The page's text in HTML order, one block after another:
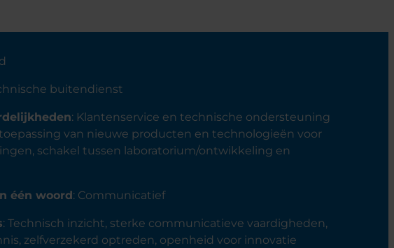
buitendienst
: Klantenservice en technische ondersteuning
van nieuwe producten en technologieën voor
schakel tussen laboratorium/ontwikkeling en
één woord: Communicatief
: Technisch inzicht, sterke communicatieve vaardigheden,
zelfverzekerd optreden, openheid voor innovatie